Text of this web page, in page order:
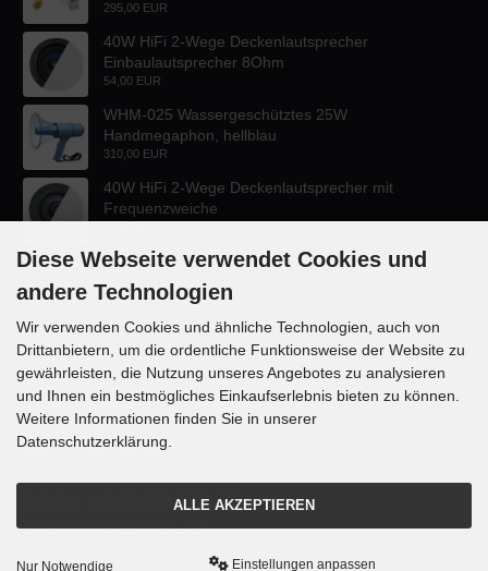
295,00 EUR
40W HiFi 2-Wege Deckenlautsprecher
Einbaulautsprecher 8Ohm
54,00 EUR
WHM-025 Wassergeschütztes 25W
Handmegaphon, hellblau
310,00 EUR
40W HiFi 2-Wege Deckenlautsprecher mit
Frequenzweiche
KONTAKT
Lautsprecher-OnlineShop.de
Rübekampstr. 35
46117 Oberhausen
Telefon +49 (0) 208 / 874188
Email info@danyluk.de
Diese Webseite verwendet Cookies und
andere Technologien
Wir verwenden Cookies und ähnliche Technologien, auch von
Drittanbietern, um die ordentliche Funktionsweise der Website zu
gewährleisten, die Nutzung unseres Angebotes zu analysieren
und Ihnen ein bestmögliches Einkaufserlebnis bieten zu können.
Weitere Informationen finden Sie in unserer
Datenschutzerklärung.
ALLE AKZEPTIEREN
Nur Notwendige Einstellungen anpassen